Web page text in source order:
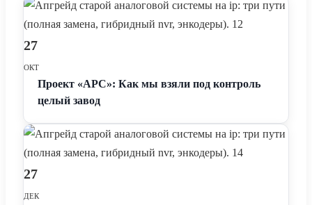
27
ОКТ
Проект «АРС»: Как мы взяли под контроль
целый завод
27
ДЕК